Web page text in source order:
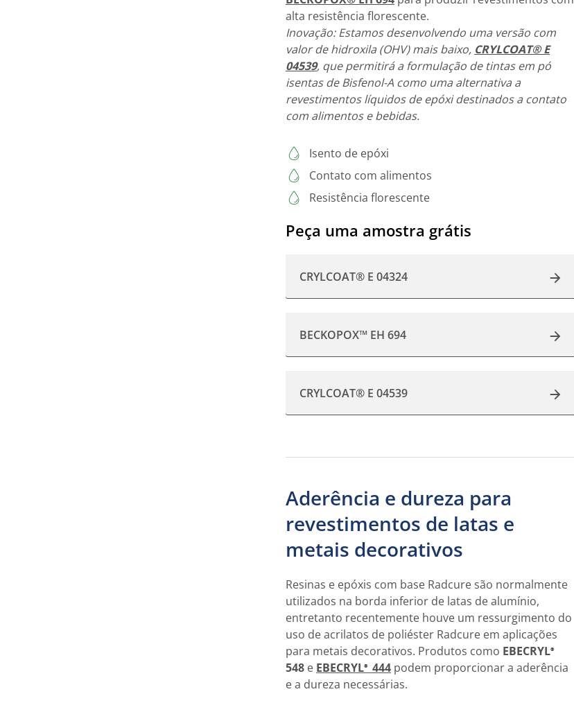
alta resistência florescente.
Inovação: Estamos desenvolvendo uma versão com
valor de hidroxila (OHV) mais baixo, CRYLCOAT® E
04539, que permitirá a formulação de tintas em pó
isentas de Bisfenol-A como uma alternativa a
revestimentos líquidos de epóxi destinados a contato
com alimentos e bebidas.
Isento de epóxi
Contato com alimentos
Resistência florescente
Peça uma amostra grátis
CRYLCOAT® E 04324
BECKOPOX™ EH 694
CRYLCOAT® E 04539
Aderência e dureza para
revestimentos de latas e
metais decorativos
Resinas e epóxis com base Radcure são normalmente
utilizados na borda inferior de latas de alumínio,
entretanto recentemente houve um ressurgimento do
uso de acrilatos de poliéster Radcure em aplicações
para metais decorativos. Produtos como EBECRYL®
548 e EBECRYL® 444 podem proporcionar a aderência
e a dureza necessárias.